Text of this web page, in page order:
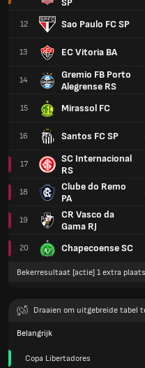
12 Sao Paulo FC SP
13 EC Vitoria BA
14
Gremio FB Porto
Alegrense RS
15 Mirassol FC
16 Santos FC SP
17
SC Internacional
RS
18
Clube do Remo
PA
19
CR Vasco da
Gama RJ
20 Chapecoense SC
Bekerresultaat [actie] 1 extra
Draaien om uitgebreide tabel
Belangrijk
Copa Libertadores